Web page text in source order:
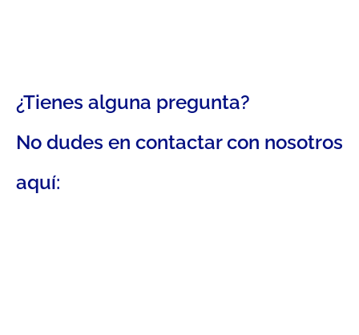
¿Tienes alguna pregunta?
No dudes en contactar con nosotros
aquí: